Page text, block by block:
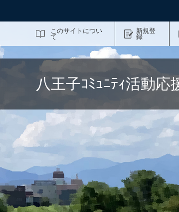
このサイトについ
て
新規登
録
八王子ｺﾐｭﾆﾃｨ活動